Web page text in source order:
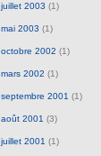
juillet 2003 (1)
mai 2003 (1)
octobre 2002 (1)
mars 2002 (1)
septembre 2001 (1)
août 2001 (3)
juillet 2001 (1)